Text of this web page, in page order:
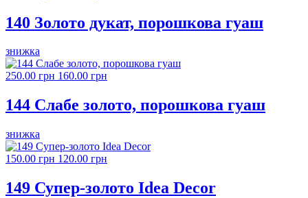
140 Золото дукат, порошкова гуаш
знижка
250.00 грн 160.00 грн
144 Слабе золото, порошкова гуаш
знижка
150.00 грн 120.00 грн
149 Супер-золото Idea Decor